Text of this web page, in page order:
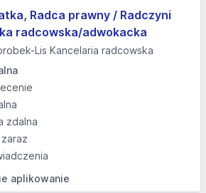
Radca prawny / Radczyni
radcowska/adwokacka
Lis Kancelaria radcowska
zdalna
aplikowanie